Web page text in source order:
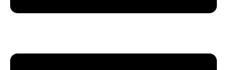
Englisch